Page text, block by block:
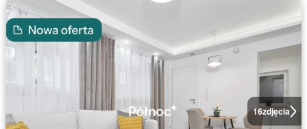
16zdjęcia